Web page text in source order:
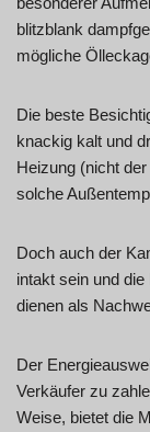
blitzblank
mögliche
Die beste
knackig kalt und
Heizung (nicht
solche
Doch auch der
intakt sein und
dienen als
Der
Verkäufer zu
Weise, bietet die